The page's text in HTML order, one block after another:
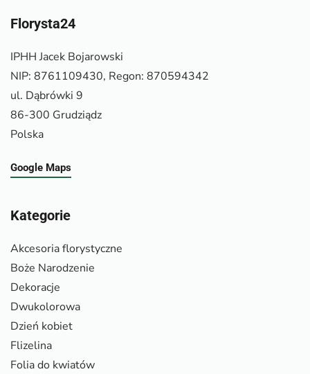
Florysta24
IPHH Jacek Bojarowski
NIP: 8761109430, Regon: 870594342
ul. Dąbrówki 9
86-300 Grudziądz
Polska
Google Maps
Kategorie
Akcesoria florystyczne
Boże Narodzenie
Dekoracje
Dwukolorowa
Dzień kobiet
Flizelina
Folia do kwiatów